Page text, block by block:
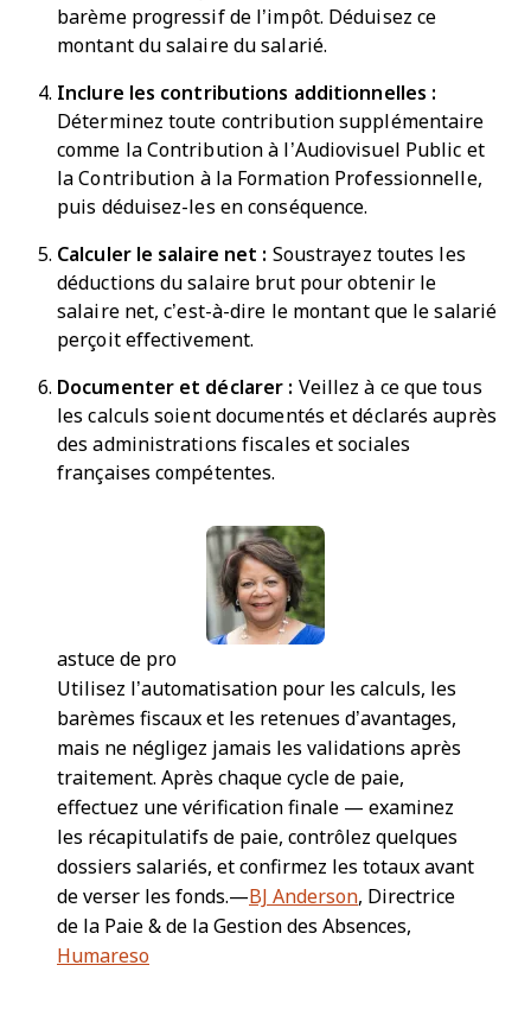
barème progressif de l’impôt. Déduisez ce
montant du salaire du salarié.
Inclure les contributions additionnelles :
Déterminez toute contribution supplémentaire
comme la Contribution à l’Audiovisuel Public et
la Contribution à la Formation Professionnelle,
puis déduisez-les en conséquence.
Calculer le salaire net : Soustrayez toutes les
déductions du salaire brut pour obtenir le
salaire net, c’est-à-dire le montant que le salarié
perçoit effectivement.
Documenter et déclarer : Veillez à ce que tous
les calculs soient documentés et déclarés auprès
des administrations fiscales et sociales
françaises compétentes.
astuce de pro
Utilisez l’automatisation pour les calculs, les
barèmes fiscaux et les retenues d’avantages,
mais ne négligez jamais les validations après
traitement. Après chaque cycle de paie,
effectuez une vérification finale — examinez
les récapitulatifs de paie, contrôlez quelques
dossiers salariés, et confirmez les totaux avant
de verser les fonds.— BJ Anderson, Directrice
de la Paie & de la Gestion des Absences,
Humareso